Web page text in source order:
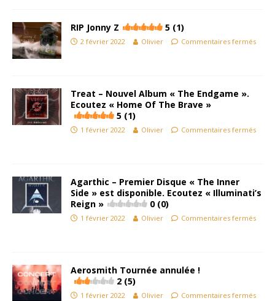
RIP Jonny Z 5 (1)
2 février 2022 Olivier Commentaires fermés
Treat – Nouvel Album « The Endgame ».
Ecoutez « Home Of The Brave »
5 (1)
1 février 2022 Olivier Commentaires fermés
Agarthic – Premier Disque « The Inner
Side » est disponible. Ecoutez « Illuminati’s
Reign »
0 (0)
1 février 2022 Olivier Commentaires fermés
Aerosmith Tournée annulée !
2 (5)
1 février 2022 Olivier Commentaires fermés